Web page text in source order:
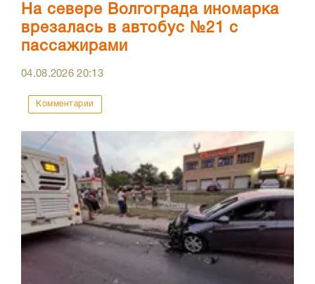
На севере Волгограда иномарка
врезалась в автобус №21 с
пассажирами
04.08.202620:13
Комментарии